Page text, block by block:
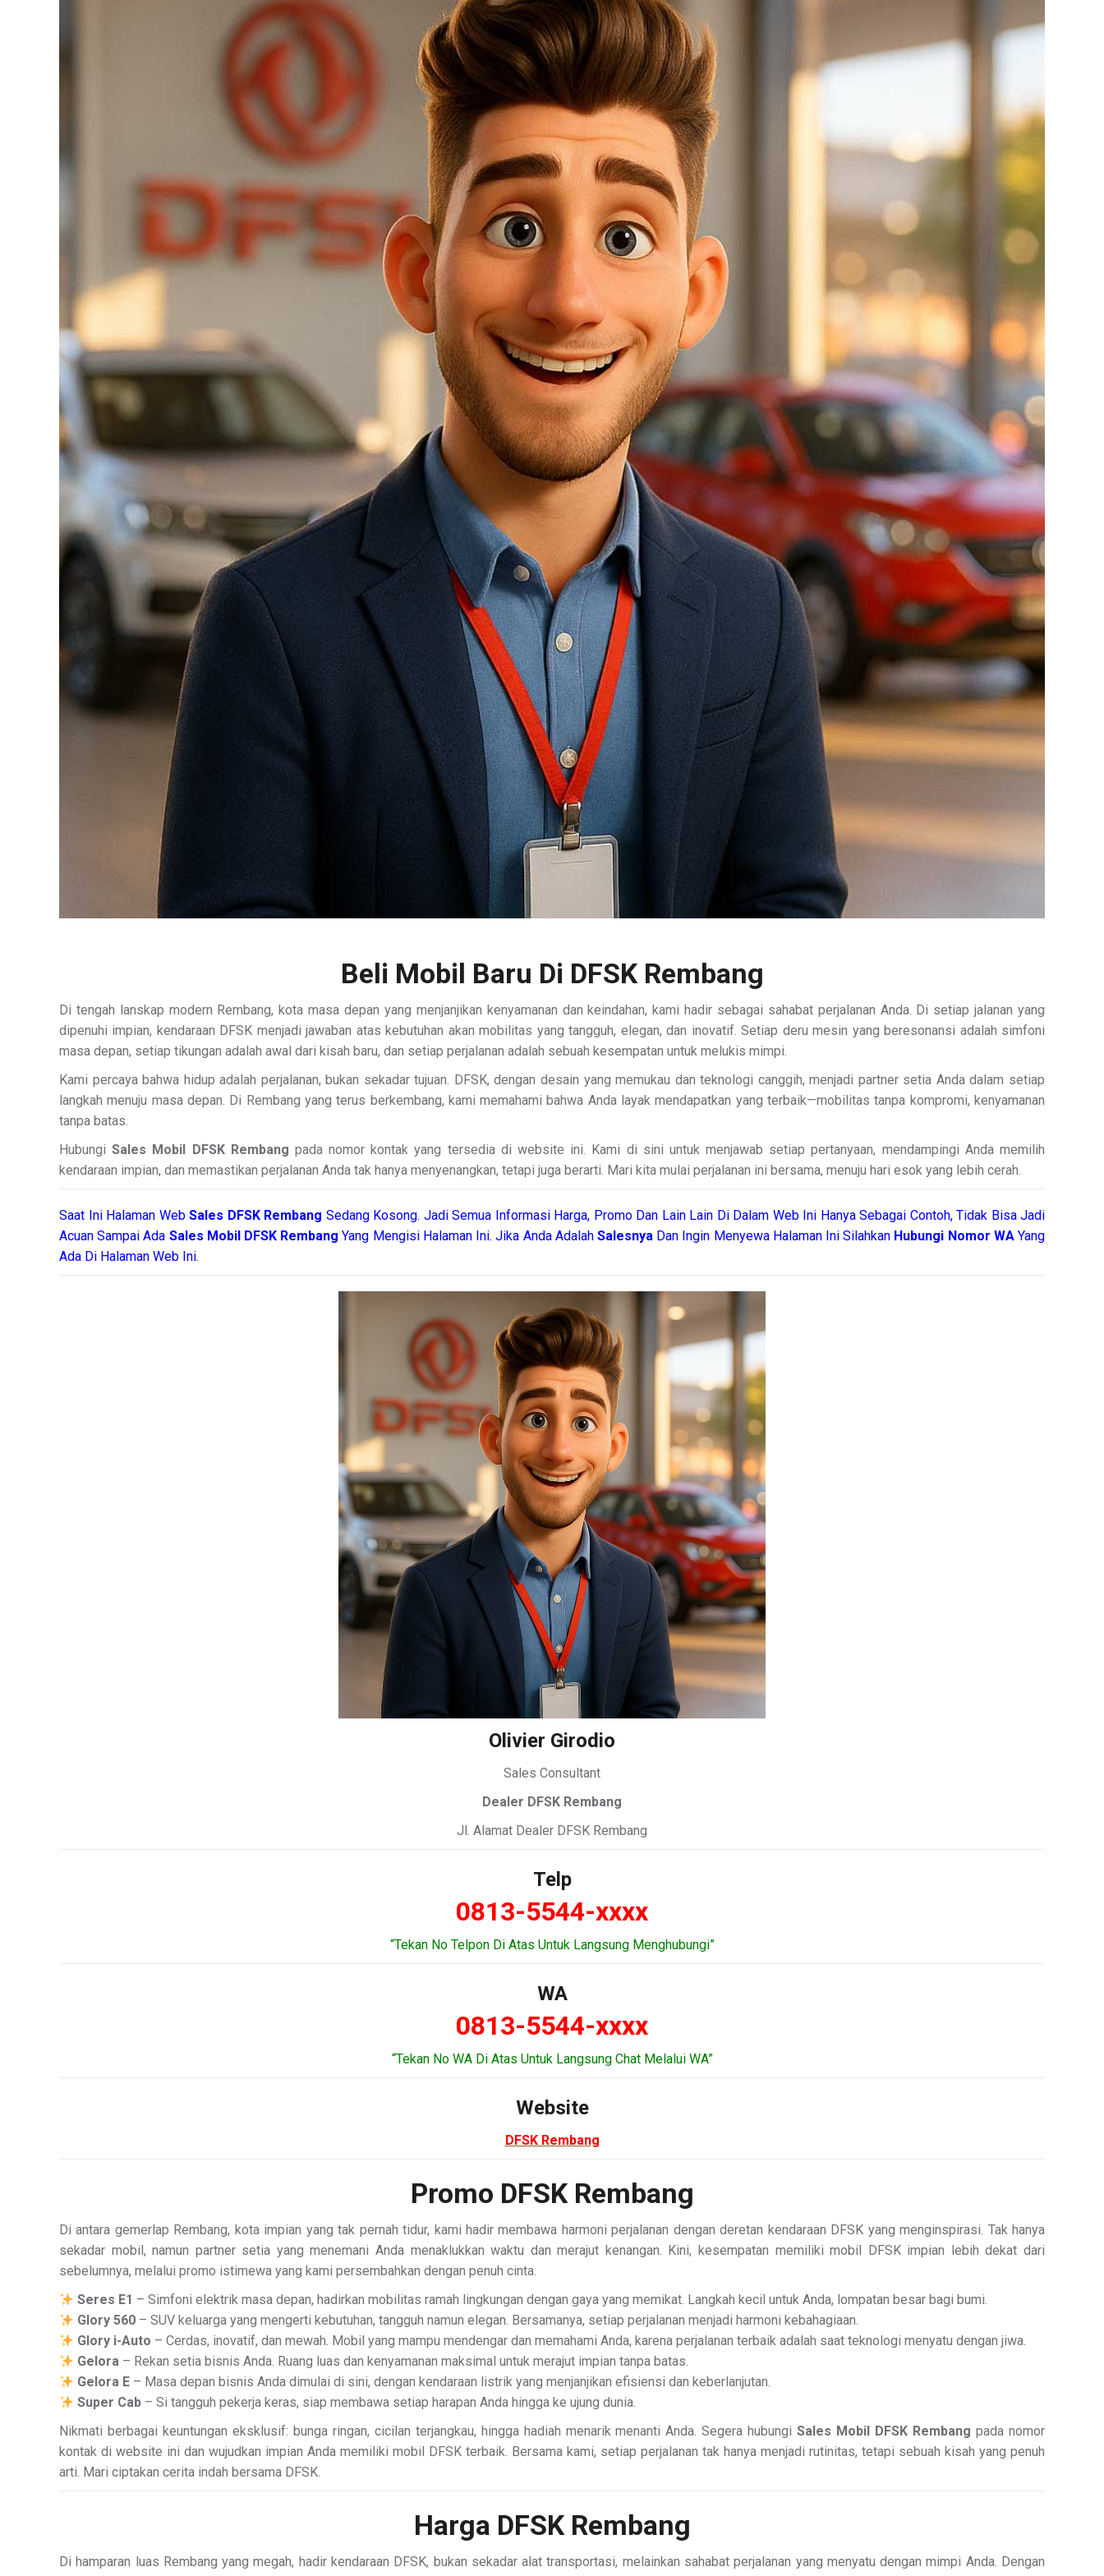
Beli Mobil Baru Di DFSK Rembang
Di tengah lanskap modern Rembang, kota masa depan yang menjanjikan kenyamanan dan keindahan, kami hadir sebagai sahabat perjalanan Anda. Di setiap jalanan yang
dipenuhi impian, kendaraan DFSK menjadi jawaban atas kebutuhan akan mobilitas yang tangguh, elegan, dan inovatif. Setiap deru mesin yang beresonansi adalah simfoni
masa depan, setiap tikungan adalah awal dari kisah baru, dan setiap perjalanan adalah sebuah kesempatan untuk melukis mimpi.
Kami percaya bahwa hidup adalah perjalanan, bukan sekadar tujuan. DFSK, dengan desain yang memukau dan teknologi canggih, menjadi partner setia Anda dalam setiap
langkah menuju masa depan. Di Rembang yang terus berkembang, kami memahami bahwa Anda layak mendapatkan yang terbaik—mobilitas tanpa kompromi, kenyamanan
tanpa batas.
HubungiSales Mobil DFSK Rembang pada nomor kontak yang tersedia di website ini. Kami di sini untuk menjawab setiap pertanyaan, mendampingi Anda memilih
kendaraan impian, dan memastikan perjalanan Anda tak hanya menyenangkan, tetapi juga berarti. Mari kita mulai perjalanan ini bersama, menuju hari esok yang lebih cerah.
Saat Ini Halaman Web Sales DFSK Rembang Sedang Kosong. Jadi Semua Informasi Harga, Promo Dan Lain Lain Di Dalam Web Ini Hanya Sebagai Contoh, Tidak Bisa Jadi
Acuan Sampai Ada Sales Mobil DFSK RembangYang Mengisi Halaman Ini. Jika Anda Adalah SalesnyaDan Ingin Menyewa Halaman Ini Silahkan Hubungi Nomor WAYang
Ada Di Halaman Web Ini.
Olivier Girodio
Sales Consultant
Dealer DFSK Rembang
Jl. Alamat Dealer DFSK Rembang
Telp
0813-5544-xxxx
“Tekan No Telpon Di Atas Untuk Langsung Menghubungi”
WA
0813-5544-xxxx
“Tekan No WA Di Atas Untuk Langsung Chat Melalui WA”
Website
DFSK Rembang
Promo DFSK Rembang
Di antara gemerlap Rembang, kota impian yang tak pernah tidur, kami hadir membawa harmoni perjalanan dengan deretan kendaraan DFSK yang menginspirasi. Tak hanya
sekadar mobil, namun partner setia yang menemani Anda menaklukkan waktu dan merajut kenangan. Kini, kesempatan memiliki mobil DFSK impian lebih dekat dari
sebelumnya, melalui promo istimewa yang kami persembahkan dengan penuh cinta.
Seres E1 – Simfoni elektrik masa depan, hadirkan mobilitas ramah lingkungan dengan gaya yang memikat. Langkah kecil untuk Anda, lompatan besar bagi bumi.
Glory 560 – SUV keluarga yang mengerti kebutuhan, tangguh namun elegan. Bersamanya, setiap perjalanan menjadi harmoni kebahagiaan.
Glory i-Auto – Cerdas, inovatif, dan mewah. Mobil yang mampu mendengar dan memahami Anda, karena perjalanan terbaik adalah saat teknologi menyatu dengan jiwa.
Gelora – Rekan setia bisnis Anda. Ruang luas dan kenyamanan maksimal untuk merajut impian tanpa batas.
Gelora E – Masa depan bisnis Anda dimulai di sini, dengan kendaraan listrik yang menjanjikan efisiensi dan keberlanjutan.
Super Cab – Si tangguh pekerja keras, siap membawa setiap harapan Anda hingga ke ujung dunia.
Nikmati berbagai keuntungan eksklusif: bunga ringan, cicilan terjangkau, hingga hadiah menarik menanti Anda. Segera hubungiSales Mobil DFSK Rembang pada nomor
kontak di website ini dan wujudkan impian Anda memiliki mobil DFSK terbaik. Bersama kami, setiap perjalanan tak hanya menjadi rutinitas, tetapi sebuah kisah yang penuh
arti. Mari ciptakan cerita indah bersama DFSK.
Harga DFSK Rembang
Di hamparan luas Rembang yang megah, hadir kendaraan DFSK, bukan sekadar alat transportasi, melainkan sahabat perjalanan yang menyatu dengan mimpi Anda. Dengan